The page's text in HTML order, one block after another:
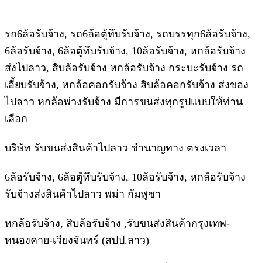
รถ6ล้อรับจ้าง, รถ6ล้อตู้ทึบรับจ้าง, รถบรรทุก6ล้อรับจ้าง,
6ล้อรับจ้าง, 6ล้อตู้ทึบรับจ้าง, 10ล้อรับจ้าง, หกล้อรับจ้าง
ส่งไปลาว, สิบล้อรับจ้าง หกล้อรับจ้าง กระบะรับจ้าง รถ
เฮี้ยบรับจ้าง, หกล้อคอกรับจ้าง สิบล้อคอกรับจ้าง ส่งของ
ไปลาว หกล้อพ่วงรับจ้าง มีการขนส่งทุกรูปแบบให้ท่าน
เลือก
บริษัท รับขนส่งสินค้าไปลาว ชำนาญทาง ตรงเวลา
6ล้อรับจ้าง, 6ล้อตู้ทึบรับจ้าง, 10ล้อรับจ้าง, หกล้อรับจ้าง
รับจ้างส่งสินค้าไปลาว พม่า กัมพูชา
หกล้อรับจ้าง, สิบล้อรับจ้าง ,รับขนส่งสินค้ากรุงเทพ-
หนองคาย-เวียงจันทร์ (สปป.ลาว)